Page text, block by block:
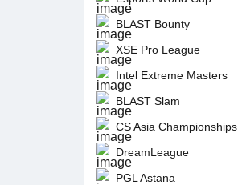
BLAST Bounty
XSE Pro League
Intel Extreme Masters
BLAST Slam
CS Asia Championships
DreamLeague
PGL Astana